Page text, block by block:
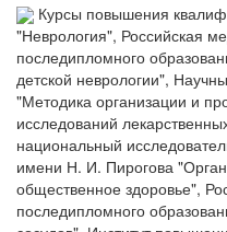
Курсы повышения
"Неврология", Российская
последипломного
детской неврологии",
"Методика организации и
исследований
национальный
имени Н. И. Пирогова
общественное здоровье",
последипломного